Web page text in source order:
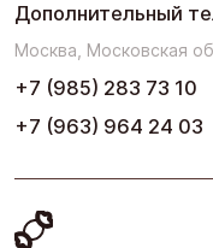
Дополнительный
Москва, Московская
+7 (985) 283 73 10
+7 (963) 964 24 03